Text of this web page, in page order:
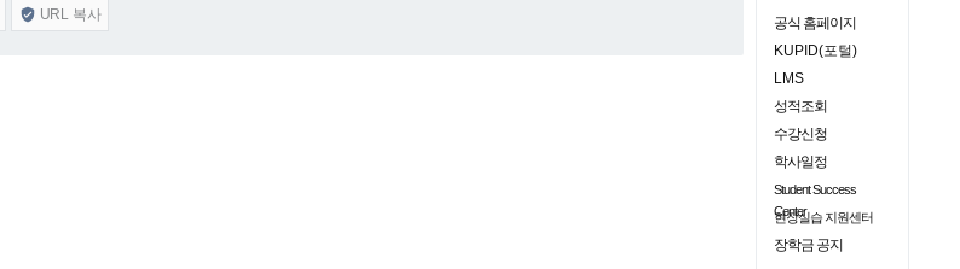
 URL 복사
공식 홈페이지
KUPID(포털)
LMS
성적조회
수강신청
학사일정
Student Success
Center
현장실습 지원센터
장학금 공지